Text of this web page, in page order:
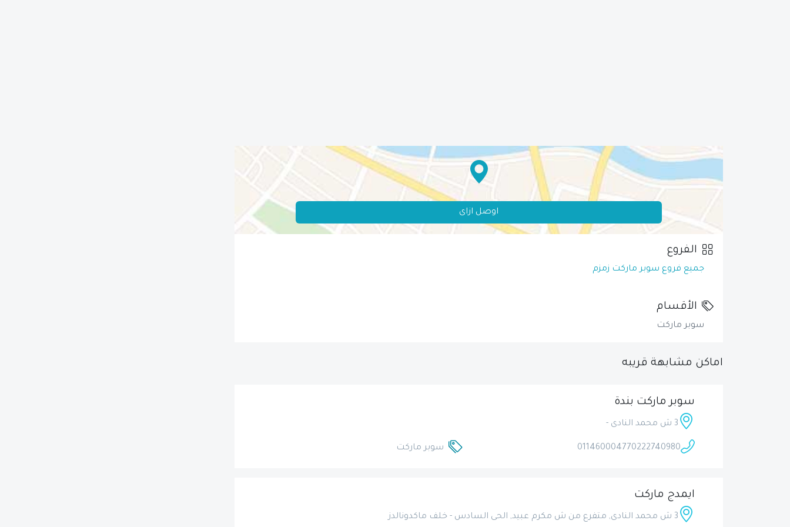
اوصل ازاى
الفروع
جميع فروع سوبر ماركت زمزم
الأقسام
سوبر ماركت
اماكن مشابهة قريبه
سوبر ماركت بندة
3 ش محمد النادى -
0222740980
01146000477 سوبر ماركت
ايمدج ماركت
3 ش محمد النادى, متفرع من ش مكرم عبيد, الحى السادس - خلف ماكدونالدز